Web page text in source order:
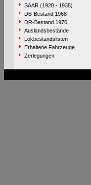
SAAR (1920 - 1935)
DB-Bestand 1968
DR-Bestand 1970
Auslandsbestände
Lokbestandslisten
Erhaltene Fahrzeuge
Zerlegungen